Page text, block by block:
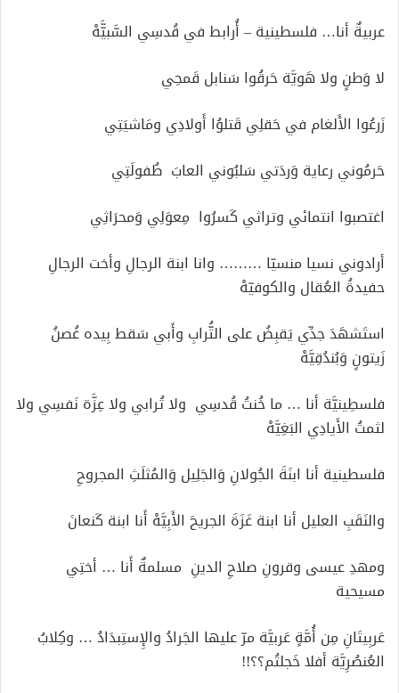
عربيةٌ أنا… فلسطينية – أُرابط في قُدسِي السَّبيَّّهْ
لا وَطنٍ ولا هَويَّة حَرقُوا سَنابل قَمحِي
زَرعُوا الأَلغام في حَقلِي قَتلوُا أَولادِي ومَاشيَتِي
حَرمُوني رعاية وَردَتي سَلبُوني العابَ طُفولَتِي
اغتصبوا انتمائي وتراثي كَسرُوا مِعوَلِي وَمحرَاثِي
أرادوني نسيا منسيّا ……… وانا ابنة الرجالِ وأخت الرجالِ
حفيدةُ العُقال والكوفيّهْ
استَشهَدَ جدِّي يَقبِضُ على التُّرابِ وأَبي سَقط بِيده غُصنُ
زَيتونٍ وَبُندُقِيَّهْ
فلسطِينيَّة أنا … ما خُنتُ قُدسِي ولا تُرابي ولا عِزَّة نَفسِي ولا
لثمتُ الأَيادِي البَغِيَّهْ
فلسطينية أنا ابنَةَ الجُولانِ وَالجَلِيل وَالمُثلَثِ المجروحِ
والنَقَبِ العليل أنا ابنة غَزَةَ الجريحَ الأَبِيَّهْ أَنا ابنة كَنعانَ
ومهدِ عيسى وقرونِ صلاحِ الدينِ مسلمةٌ أَنا … أختِي
مسيحية
عَربِيتَانِ مِن أُمَّةٍ عَربيَّة مرّ عليها الجَرادُ والإِستِبدَادُ … وكِلابُ
العُنصُرِيَّة أفلا خَجلتُم؟؟!!